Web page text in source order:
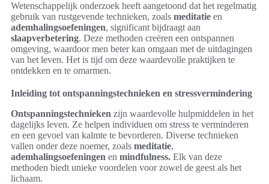
Wetenschappelijk onderzoek heeft aangetoond dat het regelmatig
gebruik van rustgevende technieken, zoals meditatie en
ademhalingsoefeningen, significant bijdraagt aan
slaapverbetering. Deze methoden creëren een ontspannen
omgeving, waardoor men beter kan omgaan met de uitdagingen
van het leven. Het is tijd om deze waardevolle praktijken te
ontdekken en te omarmen.
Inleiding tot ontspanningstechnieken en stressvermindering
Ontspanningstechnieken zijn waardevolle hulpmiddelen in het
dagelijks leven. Ze helpen individuen om stress te verminderen
en een gevoel van kalmte te bevorderen. Diverse technieken
vallen onder deze noemer, zoals meditatie,
ademhalingsoefeningen en mindfulness. Elk van deze
methoden biedt unieke voordelen voor zowel de geest als het
lichaam.